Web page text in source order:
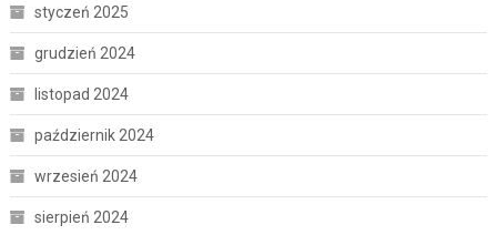
styczeń 2025
grudzień 2024
listopad 2024
październik 2024
wrzesień 2024
sierpień 2024